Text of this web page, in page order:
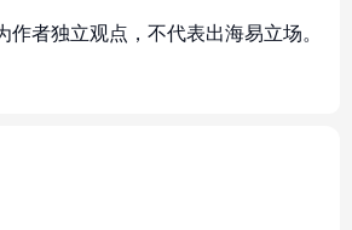
者独立观点，不代表出海易立场。